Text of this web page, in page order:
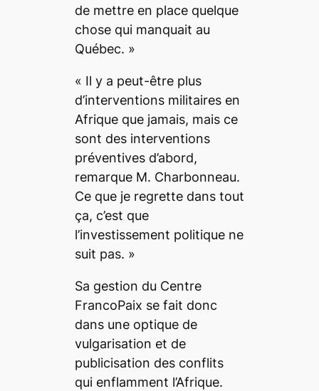
de mettre en place quelque
chose qui manquait au
Québec. »
« Il y a peut-être plus
d’interventions militaires en
Afrique que jamais, mais ce
sont des interventions
préventives d’abord,
remarque M. Charbonneau.
Ce que je regrette dans tout
ça, c’est que
l’investissement politique ne
suit pas. »
Sa gestion du Centre
FrancoPaix se fait donc
dans une optique de
vulgarisation et de
publicisation des conflits
qui enflamment l’Afrique.